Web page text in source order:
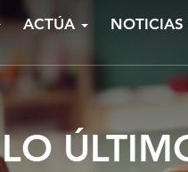
ACTÚA NOTICIAS
LO